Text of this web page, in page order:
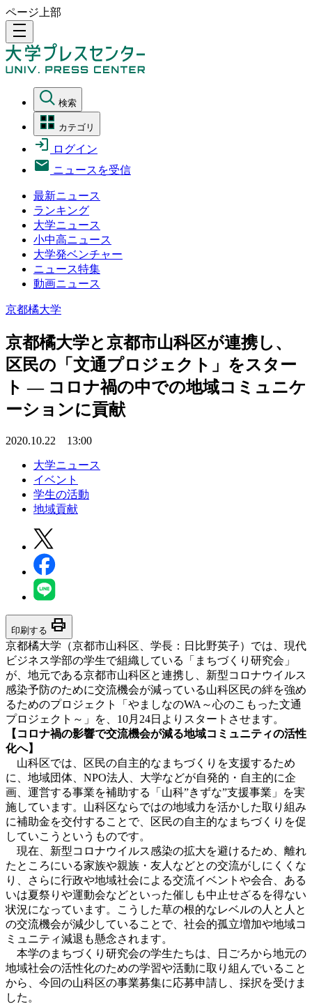
ページ上部
density_medium
検索
カテゴリ
ログイン
ニュースを受信
最新ニュース
ランキング
大学ニュース
小中高ニュース
大学発ベンチャー
ニュース特集
動画ニュース
京都橘大学
京都橘大学と京都市山科区が連携し、
区民の「文通プロジェクト」をスター
ト — コロナ禍の中での地域コミュニケ
ーションに貢献
2020.10.22 13:00
大学ニュース
イベント
学生の活動
地域貢献
印刷する print
京都橘大学（京都市山科区、学長：日比野英子）では、現代
ビジネス学部の学生で組織している「まちづくり研究会」
が、地元である京都市山科区と連携し、新型コロナウイルス
感染予防のために交流機会が減っている山科区民の絆を強め
るためのプロジェクト「やましなのWA～心のこもった文通
プロジェクト～」を、10月24日よりスタートさせます。
【コロナ禍の影響で交流機会が減る地域コミュニティの活性
化へ】
山科区では、区民の自主的なまちづくりを支援するため
に、地域団体、NPO法人、大学などが自発的・自主的に企
画、運営する事業を補助する「山科”きずな”支援事業」を実
施しています。山科区ならではの地域力を活かした取り組み
に補助金を交付することで、区民の自主的なまちづくりを促
していこうというものです。
現在、新型コロナウイルス感染の拡大を避けるため、離れ
たところにいる家族や親族・友人などとの交流がしにくくな
り、さらに行政や地域社会による交流イベントや会合、ある
いは夏祭りや運動会などといった催しも中止せざるを得ない
状況になっています。こうした草の根的なレベルの人と人と
の交流機会が減少していることで、社会的孤立増加や地域コ
ミュニティ減退も懸念されます。
本学のまちづくり研究会の学生たちは、日ごろから地元の
地域社会の活性化のための学習や活動に取り組んでいること
から、今回の山科区の事業募集に応募申請し、採択を受けま
した。